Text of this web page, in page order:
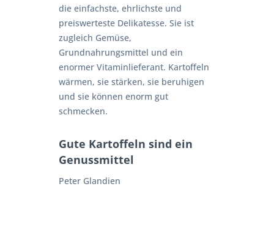
die einfachste, ehrlichste und
preiswerteste Delikatesse. Sie ist
zugleich Gemüse,
Grundnahrungsmittel und ein
enormer Vitaminlieferant. Kartoffeln
wärmen, sie stärken, sie beruhigen
und sie können enorm gut
schmecken.
Gute Kartoffeln sind ein
Genussmittel
Peter Glandien